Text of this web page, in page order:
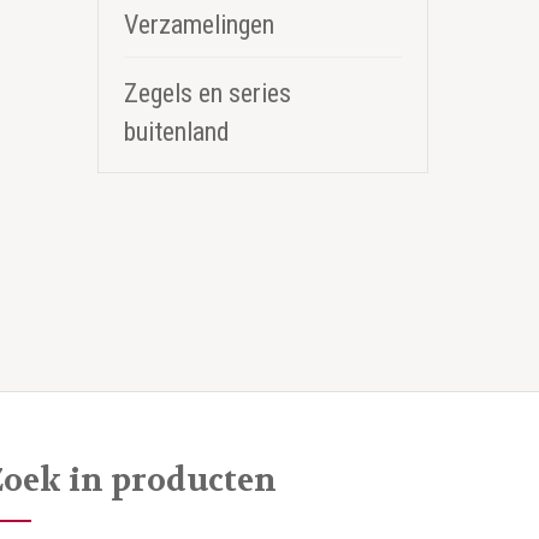
Verzamelingen
Zegels en series
buitenland
in producten